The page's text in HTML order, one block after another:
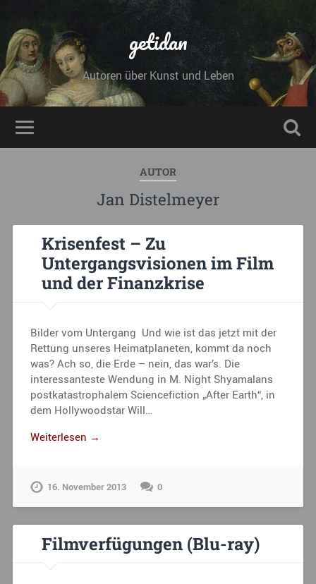
getidan
Autoren über Kunst und Leben
AUTOR
Jan Distelmeyer
Krisenfest – Zu
Untergangsvisionen im Film
und der Finanzkrise
Bilder vom Untergang Und wie ist das jetzt mit der
Rettung unseres Heimatplaneten, kommt da noch
was? Ach so, die Erde – nein, das war’s. Die
interessanteste Wendung in M. Night Shyamalans
postkatastrophalem Sciencefiction „After Earth“, in
dem Hollywoodstar Will…
Weiterlesen →
16. November 2013 0
Filmverfügungen (Blu-ray)